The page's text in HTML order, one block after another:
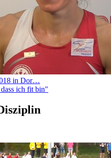
in Dor…
ich fit bin"